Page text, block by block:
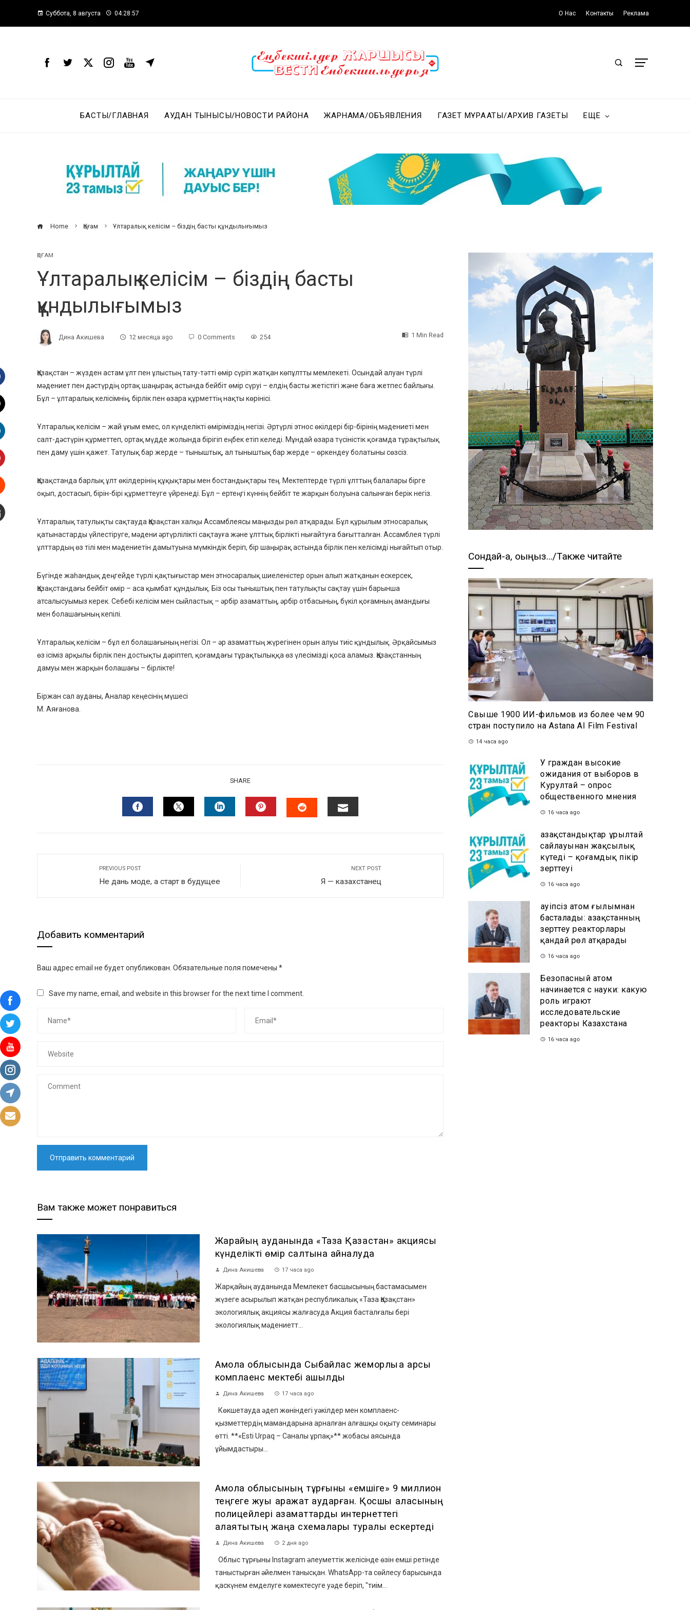
Суббота, 8 августа 04:28:58 О Нас Контакты Реклама
БАСТЫ/ГЛАВНАЯ АУДАН ТЫНЫСЫ/НОВОСТИ РАЙОНА ЖАРНАМА/ОБЪЯВЛЕНИЯ ГАЗЕТ МҰРАҒАТЫ/АРХИВ ГАЗЕТЫ ЕЩЕ
Home Қоғам Ұлтаралық келісім – біздің басты құндылығымыз
ҚОҒАМ
Ұлтаралық келісім – біздің басты
құндылығымыз
Дина Акишева 12 месяца ago 0 Comments 254 1 Min Read
Қазақстан – жүзден астам ұлт пен ұлыстың тату-тәтті өмір сүріп жатқан көпұлтты мемлекеті. Осындай алуан түрлі
мәдениет пен дәстүрдің ортақ шаңырақ астында бейбіт өмір сүруі – елдің басты жетістігі және баға жетпес байлығы.
Бұл – ұлтаралық келісімнің, бірлік пен өзара құрметтің нақты көрінісі.
Ұлтаралық келісім – жай ұғым емес, ол күнделікті өміріміздің негізі. Әртүрлі этнос өкілдері бір-бірінің мәдениеті мен
салт-дәстүрін құрметтеп, ортақ мүдде жолында бірігіп еңбек етіп келеді. Мұндай өзара түсіністік қоғамда тұрақтылық
пен даму үшін қажет. Татулық бар жерде – тыныштық, ал тыныштық бар жерде – өркендеу болатыны сөзсіз.
Қазақстанда барлық ұлт өкілдерінің құқықтары мен бостандықтары тең. Мектептерде түрлі ұлттың балалары бірге
оқып, достасып, бірін-бірі құрметтеуге үйренеді. Бұл – ертеңгі күннің бейбіт те жарқын болуына салынған берік негіз.
Ұлтаралық татулықты сақтауда Қазақстан халқы Ассамблеясы маңызды рөл атқарады. Бұл құрылым этносаралық
қатынастарды үйлестіруге, мәдени әртүрлілікті сақтауға және ұлттық бірлікті нығайтуға бағытталған. Ассамблея түрлі
ұлттардың өз тілі мен мәдениетін дамытуына мүмкіндік беріп, бір шаңырақ астында бірлік пен келісімді нығайтып отыр.
Бүгінде жаһандық деңгейде түрлі қақтығыстар мен этносаралық шиеленістер орын алып жатқанын ескерсек,
Қазақстандағы бейбіт өмір – аса қымбат құндылық. Біз осы тыныштық пен татулықты сақтау үшін барынша
атсалысуымыз керек. Себебі келісім мен сыйластық – әрбір азаматтың, әрбір отбасының, бүкіл қоғамның амандығы
мен болашағының кепілі.
Ұлтаралық келісім – бұл ел болашағының негізі. Ол – әр азаматтың жүрегінен орын алуы тиіс құндылық. Әрқайсымыз
өз ісіміз арқылы бірлік пен достықты дәріптеп, қоғамдағы тұрақтылыққа өз үлесімізді қоса аламыз. Қазақстанның
дамуы мен жарқын болашағы – бірлікте!
Біржан сал ауданы, Аналар кеңесінің мүшесі
М. Аяғанова.
SHARE
PREVIOUS POST
Не дань моде, а старт в будущее
NEXT POST
Я — казахстанец
Добавить комментарий
Ваш адрес email не будет опубликован. Обязательные поля помечены *
Save my name, email, and website in this browser for the next time I comment.
Вам также может понравиться
Жарқайың ауданында «Таза Қазақстан» акциясы
күнделікті өмір салтына айналуда
Дина Акишева 17 часа ago
Жарқайың ауданында Мемлекет басшысының бастамасымен
жүзеге асырылып жатқан республикалық «Таза Қазақстан»
экологиялық акциясы жалғасуда Акция басталғалы бері
экологиялық мәдениетт...
Ақмола облысында Сыбайлас жемқорлыққа қарсы
комплаенс мектебі ашылды
Дина Акишева 17 часа ago
Көкшетауда әдеп жөніндегі уәкілдер мен комплаенс-
қызметтердің мамандарына арналған алғашқы оқыту семинары
өтті. **«Esti Urpaq – Саналы ұрпақ»** жобасы аясында
ұйымдастыры...
Ақмола облысының тұрғыны «емшіге» 9 миллион
теңгеге жуық қаражат аударған. Қосшы қаласының
полицейлері азаматтарды интернеттегі
алаяқтықтың жаңа схемалары туралы ескертеді
Дина Акишева 2 дня ago
Облыс тұрғыны Instagram әлеуметтік желісінде өзін емші ретінде
таныстырған әйелмен танысқан. WhatsApp-та сөйлесу барысында
қаскүнем емделуге көмектесуге уәде беріп, "тиім...
Сондай-ақ, оқыңыз…/Также читайте
Свыше 1900 ИИ-фильмов из более чем 90
стран поступило на Astana AI Film Festival
14 часа ago
У граждан высокие
ожидания от выборов в
Курултай – опрос
общественного мнения
16 часа ago
Қазақстандықтар Құрылтай
сайлауынан жақсылық
күтеді – қоғамдық пікір
зерттеуі
16 часа ago
Қауіпсіз атом ғылымнан
басталады: Қазақстанның
зерттеу реакторлары
қандай рөл атқарады
16 часа ago
Безопасный атом
начинается с науки: какую
роль играют
исследовательские
реакторы Казахстана
16 часа ago